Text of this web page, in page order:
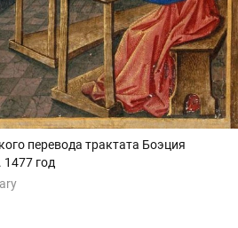
перевода трактата Боэция
год